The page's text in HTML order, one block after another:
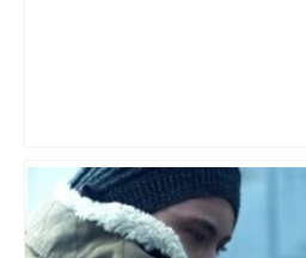
Top 14 : Perpignan mate le
Toulouse et quitte la dernière
lanouvellerepublique.fr